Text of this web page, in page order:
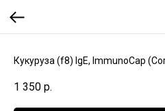
Кукуруза (f8) IgE, ImmunoCap
1 350 р.